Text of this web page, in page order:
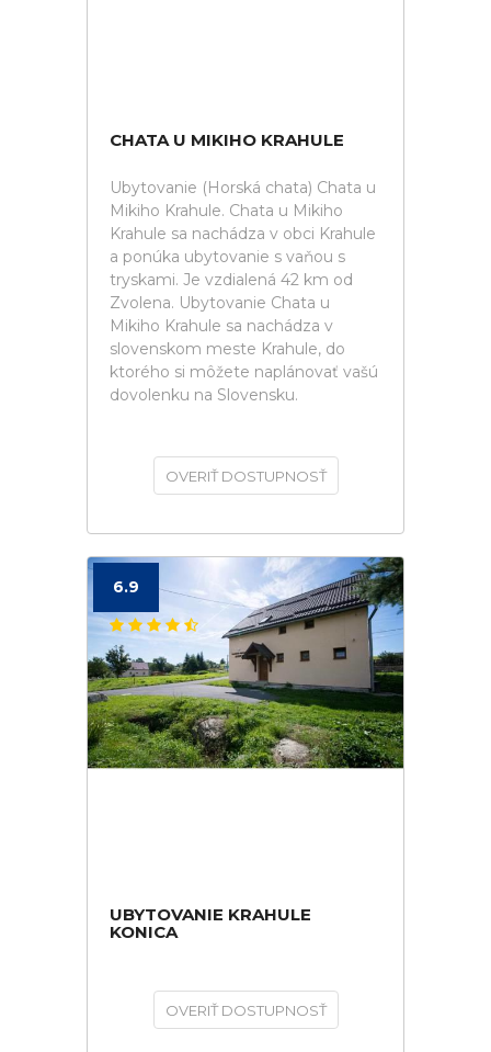
CHATA U MIKIHO KRAHULE
Ubytovanie (Horská chata) Chata u
Mikiho Krahule. Chata u Mikiho
Krahule sa nachádza v obci Krahule
a ponúka ubytovanie s vaňou s
tryskami. Je vzdialená 42 km od
Zvolena. Ubytovanie Chata u
Mikiho Krahule sa nachádza v
slovenskom meste Krahule, do
ktorého si môžete naplánovať vašú
dovolenku na Slovensku.
OVERIŤ DOSTUPNOSŤ
6.9
UBYTOVANIE KRAHULE
KONICA
OVERIŤ DOSTUPNOSŤ